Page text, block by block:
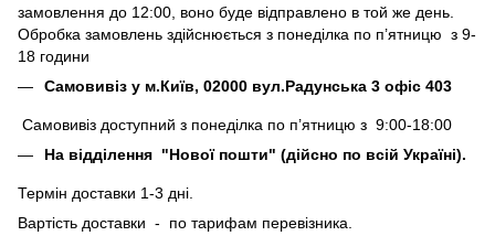
замовлення до 12:00, воно буде відправлено в той же день.
Обробка замовлень здійснюється з понеділка по п’ятницю з 9-
18 години
Самовивіз у м.Київ, 02000 вул.Радунська 3 офіс 403
Самовивіз доступний з понеділка по п’ятницю з 9:00-18:00
На відділення "Нової пошти" (дійсно по всій Україні).
Термін доставки 1-3 дні.
Вартість доставки - по тарифам перевізника.